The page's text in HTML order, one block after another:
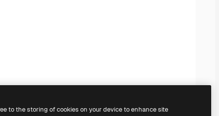
to the storing of cookies on your device to enhance site